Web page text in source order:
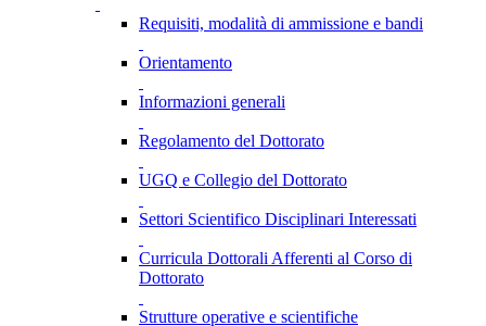
Requisiti, modalità di ammissione e bandi
Orientamento
Informazioni generali
Regolamento del Dottorato
UGQ e Collegio del Dottorato
Settori Scientifico Disciplinari Interessati
Curricula Dottorali Afferenti al Corso di
Dottorato
Strutture operative e scientifiche